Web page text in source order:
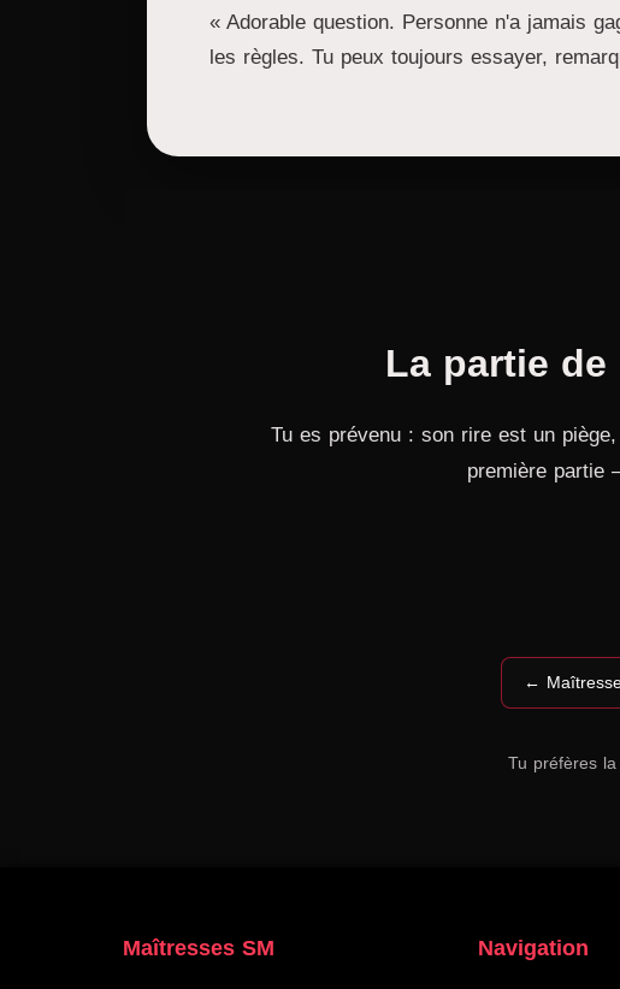
« Adorable question. Personne n'a jamais
les règles. Tu peux toujours essayer,
La partie de
Tu es prévenu : son rire est un
première partie
←
Tu préfères
Maîtresses SM Navigation